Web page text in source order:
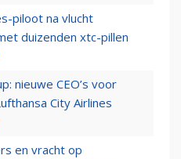
piloot na vlucht
duizenden xtc-pillen
nieuwe CEO’s voor
City Airlines
en vracht op